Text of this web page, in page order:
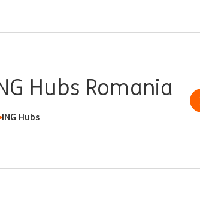
Hubs Romania
ING Hubs